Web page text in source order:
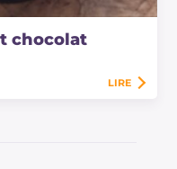
chocolat
LIRE